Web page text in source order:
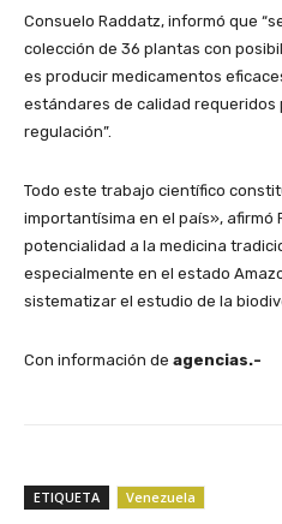
Consuelo Raddatz, informó que
colección de 36 plantas con
es producir medicamentos
estándares de calidad requeridos
regulación”.
Todo este trabajo científico
importantísima en el país», afirmó
potencialidad a la medicina
especialmente en el estado
sistematizar el estudio de la
Con información de agencias.-
ETIQUETA Venezuela